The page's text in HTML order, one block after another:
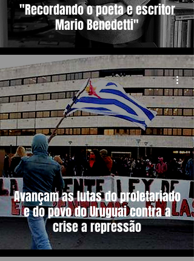
"Recordando o poeta e escritor
Mario Benedetti"
Avançam as lutas do proletariado
e do povo do Uruguai contra a
crise a repressão